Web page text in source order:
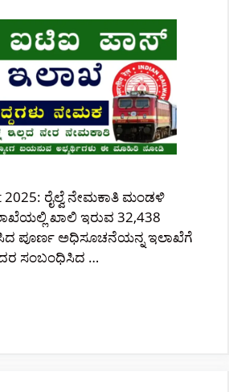
2025: ರೈಲ್ವೆ ನೇಮಕಾತಿ ಮಂಡಳಿ
ಖಾಲಿ ಇರುವ 32,438
ಪೂರ್ಣ ಅಧಿಸೂಚನೆಯನ್ನ ಇಲಾಖೆಗೆ
ಸಂಬಂಧಿಸಿದ …